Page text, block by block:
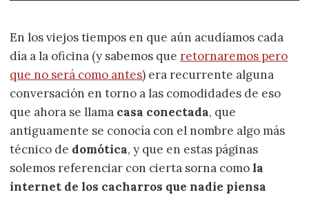
En los viejos tiempos en que aún acudíamos cada
día a la oficina (y sabemos queretornaremos pero
que no será como antes) era recurrente alguna
conversación en torno a las comodidades de eso
que ahora se llama casa conectada, que
antiguamente se conocía con el nombre algo más
técnico de domótica, y que en estas páginas
solemos referenciar con cierta sorna como la
internet de los cacharros que nadie piensa